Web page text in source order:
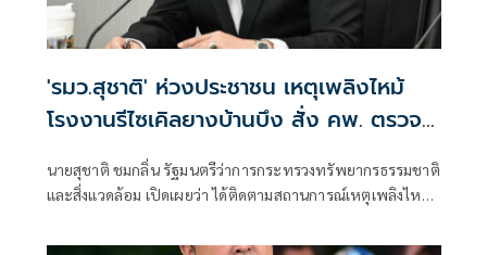
'รมว.สุชาติ' ห่วงประชาชน เหตุเพลิงไหม้
โรงงานรีไซเคิลยางบ้านบึง สั่ง คพ. ตรวจ
คุณภาพอากาศเข้ม-แจ้งเตือนประชาชนใกล้
ชิด
นายสุชาติ ชมกลิ่น รัฐมนตรีว่าการกระทรวงทรัพยากรธรรมชาติ
และสิ่งแวดล้อม เปิดเผยว่า ได้ติดตามสถานการณ์เหตุเพลิงไหม้
จำกัด ตำบลคลองกิ่ว อำเภอบ้านบึง จังหวัดชลบุรี อย่างใกล้ชิด